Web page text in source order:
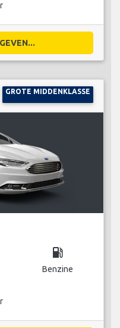
GROTE MIDDENKLASSE
local_gas_station
Benzine